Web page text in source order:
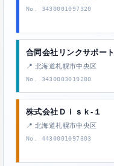
No. 3430001097320
合同会社リンクサポート
📍 北海道札幌市中央区
No. 3430003019280
株式会社Ｄｉｓｋ‐１
📍 北海道札幌市中央区
No. 4430001097303